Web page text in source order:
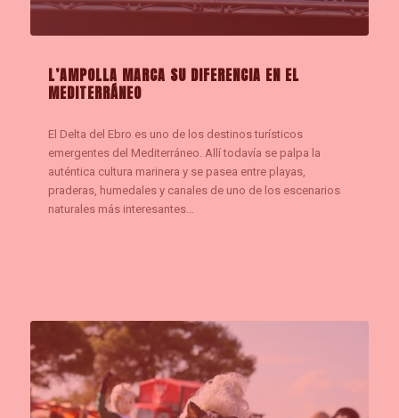
L’AMPOLLA MARCA SU DIFERENCIA EN EL
MEDITERRÁNEO
El Delta del Ebro es uno de los destinos turísticos
emergentes del Mediterráneo. Allí todavía se palpa la
auténtica cultura marinera y se pasea entre playas,
praderas, humedales y canales de uno de los escenarios
naturales más interesantes…